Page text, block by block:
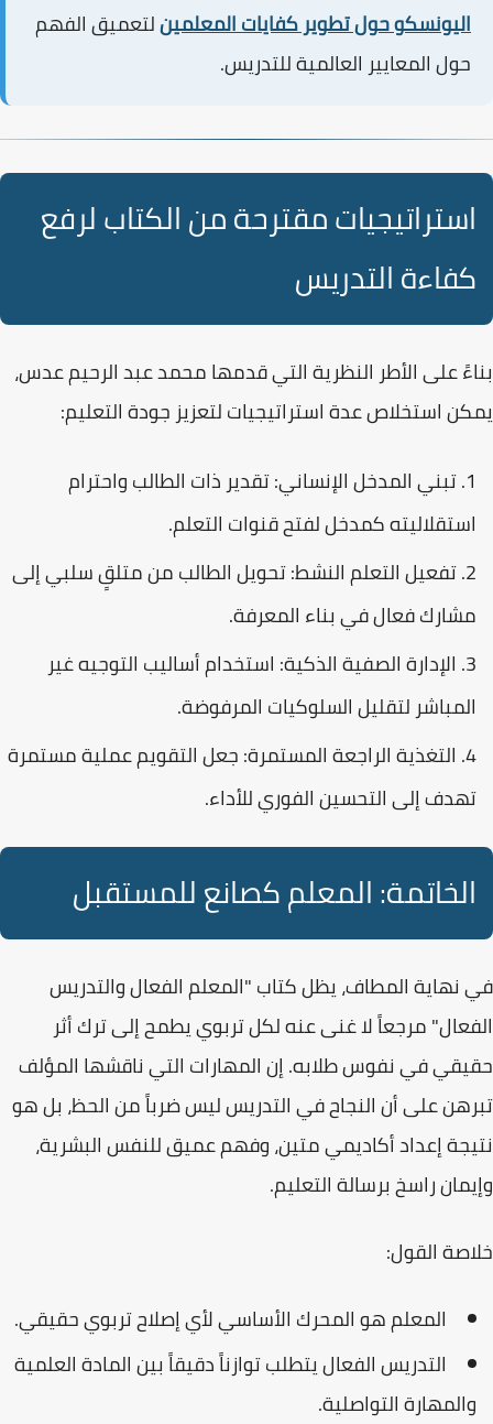
اليونسكو حول تطوير كفايات المعلمينلتعميق الفهم
حول المعايير العالمية للتدريس.
استراتيجيات مقترحة من الكتاب لرفع
كفاءة التدريس
بناءً على الأطر النظرية التي قدمها محمد عبد الرحيم عدس،
يمكن استخلاص عدة استراتيجيات لتعزيز جودة التعليم:
تبني المدخل الإنساني:تقدير ذات الطالب واحترام
استقلاليته كمدخل لفتح قنوات التعلم.
تفعيل التعلم النشط:تحويل الطالب من متلقٍ سلبي إلى
مشارك فعال في بناء المعرفة.
الإدارة الصفية الذكية: استخدام أساليب التوجيه غير
المباشر لتقليل السلوكيات المرفوضة.
التغذية الراجعة المستمرة:جعل التقويم عملية مستمرة
تهدف إلى التحسين الفوري للأداء.
الخاتمة: المعلم كصانع للمستقبل
في نهاية المطاف، يظل كتاب"المعلم الفعال والتدريس
الفعال"مرجعاً لا غنى عنه لكل تربوي يطمح إلى ترك أثر
حقيقي في نفوس طلابه. إن المهارات التي ناقشها المؤلف
تبرهن على أن النجاح في التدريس ليس ضرباً من الحظ، بل هو
نتيجةإعداد أكاديميمتين، وفهم عميق للنفس البشرية،
وإيمان راسخ برسالة التعليم.
خلاصة القول:
المعلم هو المحرك الأساسي لأيإصلاح تربويحقيقي.
التدريس الفعال يتطلب توازناً دقيقاً بين المادة العلمية
والمهارة التواصلية.